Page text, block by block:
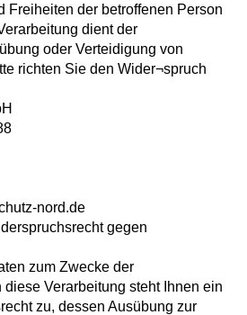
Freiheiten der betroffenen Person
dient der
oder Verteidigung von
richten Sie den Wider¬spruch
nord.de
gegen
zum Zwecke der
Verarbeitung steht Ihnen ein
zu, dessen Ausübung zur